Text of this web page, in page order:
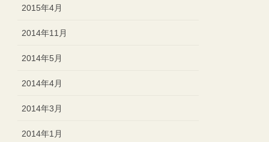
2015年4月
2014年11月
2014年5月
2014年4月
2014年3月
2014年1月